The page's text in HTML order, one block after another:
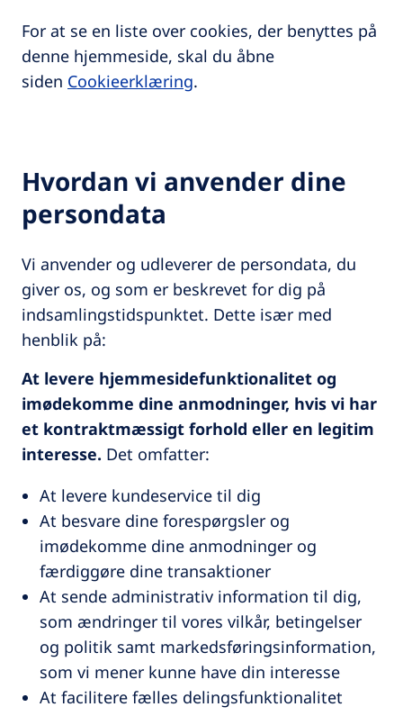
For at se en liste over cookies, der benyttes på
denne hjemmeside, skal du åbne
siden Cookieerklæring.
Hvordan vi anvender dine
persondata
Vi anvender og udleverer de persondata, du
giver os, og som er beskrevet for dig på
indsamlingstidspunktet. Dette især med
henblik på:
At levere hjemmesidefunktionalitet og
imødekomme dine anmodninger, hvis vi har
et kontraktmæssigt forhold eller en legitim
interesse. Det omfatter:
At levere kundeservice til dig
At besvare dine forespørgsler og
imødekomme dine anmodninger og
færdiggøre dine transaktioner
At sende administrativ information til dig,
som ændringer til vores vilkår, betingelser
og politik samt markedsføringsinformation,
som vi mener kunne have din interesse
At facilitere fælles delingsfunktionalitet